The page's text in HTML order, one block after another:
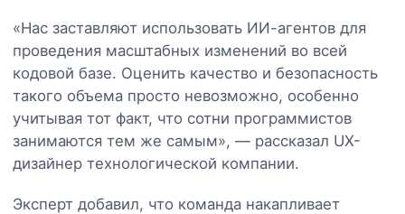
«Нас заставляют использовать ИИ-агентов для
проведения масштабных изменений во всей
кодовой базе. Оценить качество и безопасность
такого объема просто невозможно, особенно
учитывая тот факт, что сотни программистов
занимаются тем же самым», — рассказал UX-
дизайнер технологической компании.
Эксперт добавил, что команда накапливает